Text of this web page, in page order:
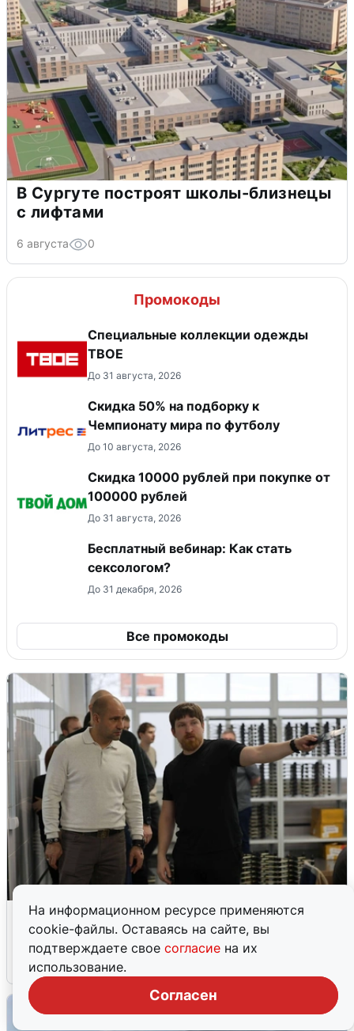
На информационном ресурсе применяются
cookie-файлы. Оставаясь на сайте, вы
подтверждаете свое согласие на их
использование.
Согласен
В Сургуте построят школы-близнецы
с лифтами
6 августа 0
Промокоды
Специальные коллекции одежды
ТВОЕ
До 31 августа, 2026
Скидка 50% на подборку к
Чемпионату мира по футболу
До 10 августа, 2026
Скидка 10000 рублей при покупке от
100000 рублей
До 31 августа, 2026
Бесплатный вебинар: Как стать
сексологом?
До 31 декабря, 2026
Все промокоды
Кто такой Владимир Ткачук и почему
его Mercedes взорвали
5 августа 0